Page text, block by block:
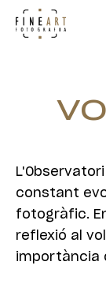
constant
fotogràfic.
reflexió al
importància